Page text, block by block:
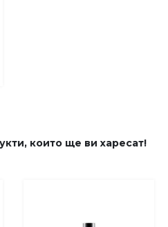
които ще ви харесат!